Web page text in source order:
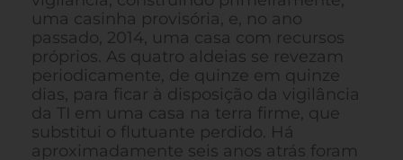
uma casinha provisória, e, no ano
passado, 2014, uma casa com recursos
próprios. As quatro aldeias se revezam
periodicamente, de quinze em quinze
dias, para ficar à disposição da vigilância
da TI em uma casa na terra firme, que
substitui o flutuante perdido. Há
aproximadamente seis anos atrás foram